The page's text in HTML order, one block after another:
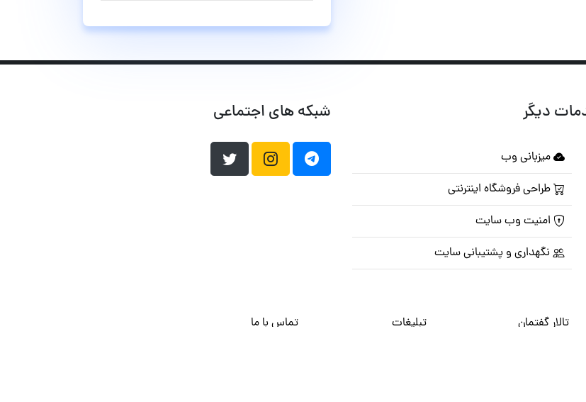
دیگر
میزبانی وب
طراحی فروشگاه اینترنتی
امنیت وب سایت
نگهداری و پشتیبانی سایت
شبکه های اجتماعی
تالار گفتمان تبلیغات تماس با ما